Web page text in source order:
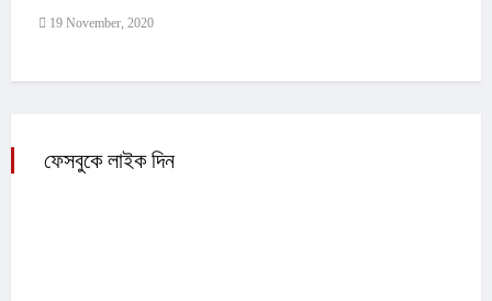
19 November, 2020
ফেসবুকে লাইক দিন